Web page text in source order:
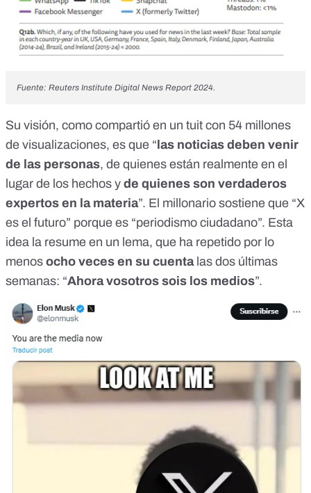
Fuente: Reuters Institute Digital News Report 2024.
Su visión, como compartió en un tuit con 54 millones
de visualizaciones, es que “las noticias deben venir
de las personas, de quienes están realmente en el
lugar de los hechos y de quienes son verdaderos
expertos en la materia”. El millonario sostiene que “X
es el futuro” porque es “periodismo ciudadano”. Esta
idea la resume en un lema, que ha repetido por lo
menos ocho veces en su cuentalas dos últimas
semanas: “Ahora vosotros sois los medios”.